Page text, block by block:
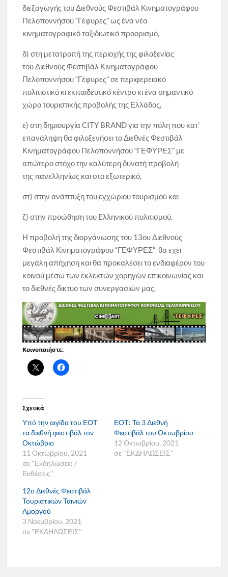
διεξαγωγής του Διεθνούς Φεστιβάλ Κινηματογράφου
Πελοποννήσου “Γέφυρες” ως ένα νέο
κινηματογραφικό ταξιδιωτικό προορισμό,
δ) στη μετατροπή της περιοχής της φιλοξενίας
του Διεθνούς Φεστιβάλ Κινηματογράφου
Πελοποννήσου “Γέφυρες” σε περιφερειακό
πολιτιστικό κι εκπαιδευτικό κέντρο κι ένα σημαντικό
χώρο τουριστικής προβολής της Ελλάδος,
ε) στη δημιουργία CITY BRAND για την πόλη που κατ’
επανάληψη θα φιλοξενήσει το Διεθνές Φεστιβάλ
Κινηματογράφου Πελοποννήσου “ΓΕΦΥΡΕΣ” με
απώτερο στόχο την καλύτερη δυνατή προβολή
της πανελληνίως και στο εξωτερικό,
στ) στην ανάπτυξη του εγχώριου τουρισμού και
ζ) στην προώθηση του Eλληνικού πολιτισμού.
Η προβολή της διοργάνωσης του 13ου Διεθνούς
Φεστιβάλ Κινηματογράφου “ΓΕΦΥΡΕΣ” θα εχει
μεγάλη απήχηση και θα προκαλέσει το ενδιαφέρον του
κοινού μέσω των εκλεκτών χορηγών επικοινωνίας και
το διεθνές δικτυο των συνεργασιών μας.
Κοινοποιήστε:
Σχετικά
Υπό την αιγίδα του ΕΟΤ
τα διεθνή φεστιβάλ τον
Οκτώβριο
11 Οκτωβρίου, 2021
σε "Εκδηλώσεις /
Εκθέσεις"
ΕΟΤ: Τα 3 Διεθνή
Φεστιβάλ του Οκτωβρίου
12 Οκτωβρίου, 2021
σε "ΕΚΔΗΛΩΣΕΙΣ"
12ο Διεθνές Φεστιβάλ
Τουριστικών Ταινιών
Αμοργού
3 Νοεμβρίου, 2021
σε "ΕΚΔΗΛΩΣΕΙΣ"